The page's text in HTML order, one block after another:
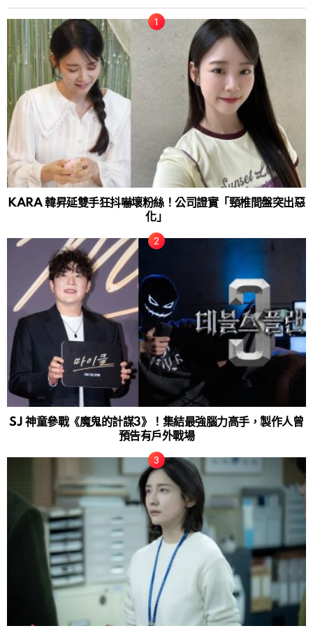
KARA 韓昇延雙手狂抖嚇壞粉絲！公司證實「頸椎間盤突出惡
化」
SJ 神童參戰《魔鬼的計謀3》！集結最強腦力高手，製作人曾
預告有戶外戰場